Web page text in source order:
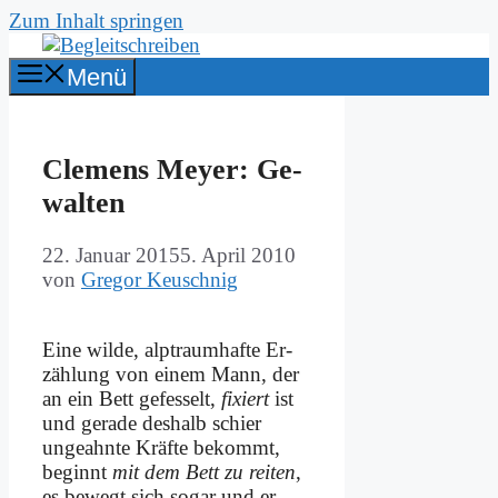
Zum Inhalt springen
Menü
Cle­mens Mey­er: Ge­
wal­ten
22. Januar 20155. April 2010
von Gregor Keuschnig
Ei­ne wil­de, alp­traum­haf­te Er­
zäh­lung von ei­nem Mann, der
an ein Bett ge­fes­selt, fi­xiertist
und ge­ra­de des­halb schier
unge­ahnte Kräf­te be­kommt,
be­ginnt mit dem Bett zu rei­ten,